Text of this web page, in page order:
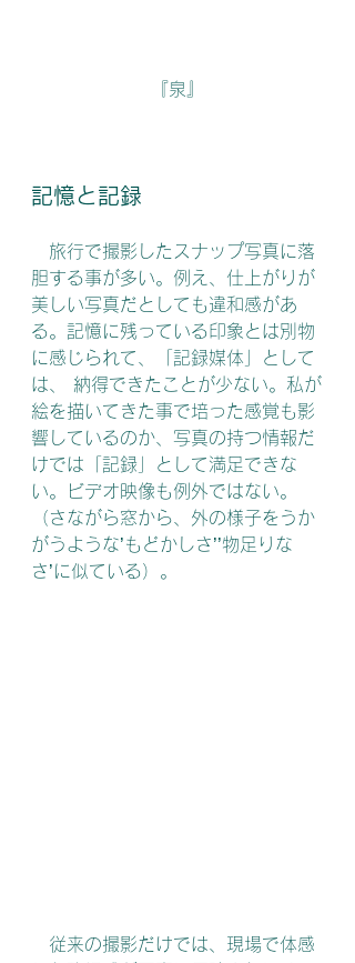
『泉』
記憶と記録
旅行で撮影したスナップ写真に落
胆する事が多い。例え、仕上がりが
美しい写真だとしても違和感があ
る。記憶に残っている印象とは別物
に感じられて、「記録媒体」として
は、 納得できたことが少ない。私が
絵を描いてきた事で培った感覚も影
響しているのか、写真の持つ情報だ
けでは「記録」として満足できな
い。ビデオ映像も例外ではない。
（さながら窓から、外の様子をうか
がうような’もどかしさ’’物足りな
さ’に似ている）。
従来の撮影だけでは、現場で体感